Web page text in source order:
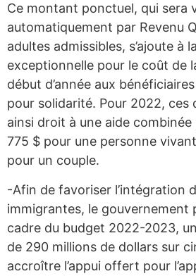
Ce montant ponctuel, qui sera
automatiquement par Revenu
adultes admissibles, s’ajoute à
exceptionnelle pour le coût de
début d’année aux
pour solidarité. Pour 2022, ces
ainsi droit à une aide
775 $ pour une personne
pour un couple.
-Afin de favoriser l’intégration
immigrantes, le gouvernement
cadre du budget 2022-2023,
de 290 millions de dollars sur
accroître l’appui offert pour